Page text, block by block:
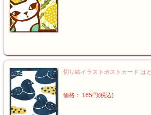
切り絵イラストポストカード はと
価格： 165円(税込)